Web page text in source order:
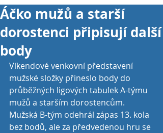
Áčko mužů a starší
dorostenci připisují další
body
Víkendové venkovní představení
mužské složky přineslo body do
průběžných ligových tabulek A-týmu
mužů a starším dorostencům.
Mužská B-tým odehrál zápas 13. kola
bez bodů, ale za předvedenou hru se